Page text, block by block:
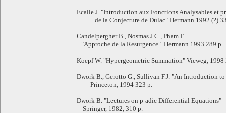
Ecalle J. "Introduction aux Fonctions Analysables et
de la Conjecture de Dulac" Hermann 1992 (?)
Candelpergher B., Nosmas J.C., Pham F.
"Approche de la Resurgence" Hermann 1993 289 p.
Koepf W. "Hypergeometric Summation" Vieweg, 1998
Dwork B., Gerotto G., Sullivan F.J. "An Introduction
Princeton, 1994 323 p.
Dwork B. "Lectures on p-adic Differential Equations"
Springer, 1982, 310 p.